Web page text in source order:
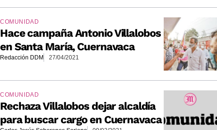
COMUNIDAD
Hace campaña Antonio Villalobos
en Santa María, Cuernavaca
Redacción DDM 27/04/2021
COMUNIDAD
Rechaza Villalobos dejar alcaldía
para buscar cargo en Cuernavaca